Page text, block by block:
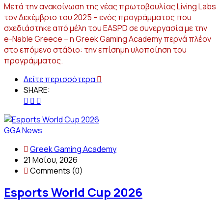
Μετά την ανακοίνωση της νέας πρωτοβουλίας Living Labs
τον Δεκέμβριο του 2025 – ενός προγράμματος που
σχεδιάστηκε από μέλη του EASPD σε συνεργασία με την
e-Nable Greece – η Greek Gaming Academy περνά πλέον
στο επόμενο στάδιο: την επίσημη υλοποίηση του
προγράμματος.
Δείτε περισσότερα
SHARE:
GGA News
Greek Gaming Academy
21 Μαΐου, 2026
Comments (0)
Esports World Cup 2026